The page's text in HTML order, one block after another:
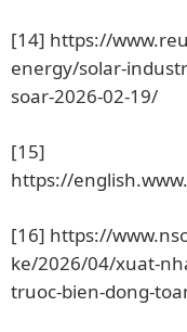
[14] https://
energy/solar-
soar-2026-02-19/
[15]
https://
[16] https://
ke/2026/04/xuat-
truoc-bien-dong-